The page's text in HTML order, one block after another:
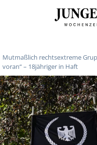
Mutmaßlich rechtsextreme
voran“ – 18jähriger in Haft